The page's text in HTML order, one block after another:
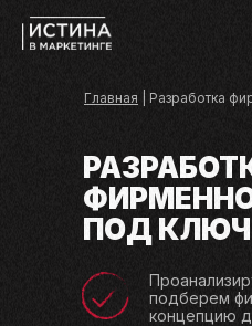
Главная | Разработка
ПОД КЛЮЧ
подберем
концепцию